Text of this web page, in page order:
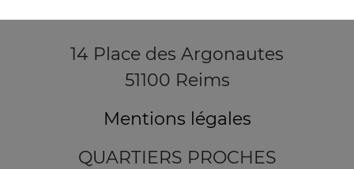
14 Place des Argonautes
51100 Reims
Mentions légales
QUARTIERS PROCHES